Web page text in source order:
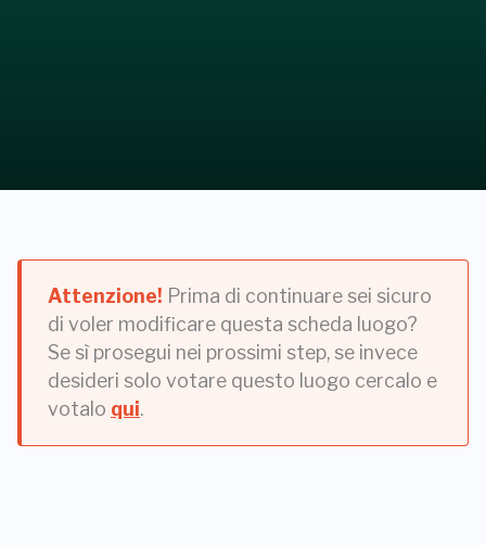
Attenzione! Prima di continuare sei sicuro
di voler modificare questa scheda luogo?
Se sì prosegui nei prossimi step, se invece
desideri solo votare questo luogo cercalo e
votalo qui.